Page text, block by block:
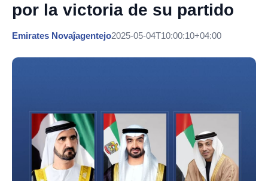
por la victoria de su partido
Emirates Novaĵagentejo2025-05-04T10:00:10+04:00